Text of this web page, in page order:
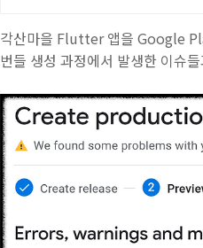
각산마을 Flutter 앱을 Google
번들 생성 과정에서 발생한 이슈